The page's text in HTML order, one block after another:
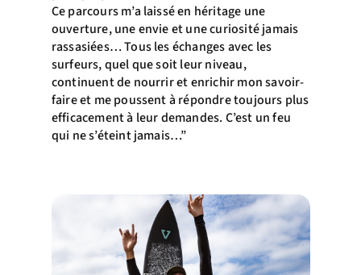
Ce parcours m’a laissé en héritage une
ouverture, une envie et une curiosité jamais
rassasiées… Tous les échanges avec les
surfeurs, quel que soit leur niveau,
continuent de nourrir et enrichir mon savoir-
faire et me poussent à répondre toujours plus
efficacement à leur demandes. C’est un feu
qui ne s’éteint jamais…”